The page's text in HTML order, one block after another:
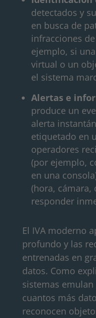
detectados y
en busca de
infracciones
ejemplo, si
virtual o un
el sistema
Alertas e
produce un
alerta
etiquetado en
operadores
(por ejemplo,
en una
(hora, cámara,
responder
El IVA moderno
profundo y las
entrenadas en
datos. Como
sistemas
cuantos más
reconocen